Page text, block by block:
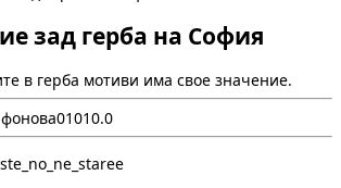
зад герба на София
в герба мотиви има свое значение.
01010.0